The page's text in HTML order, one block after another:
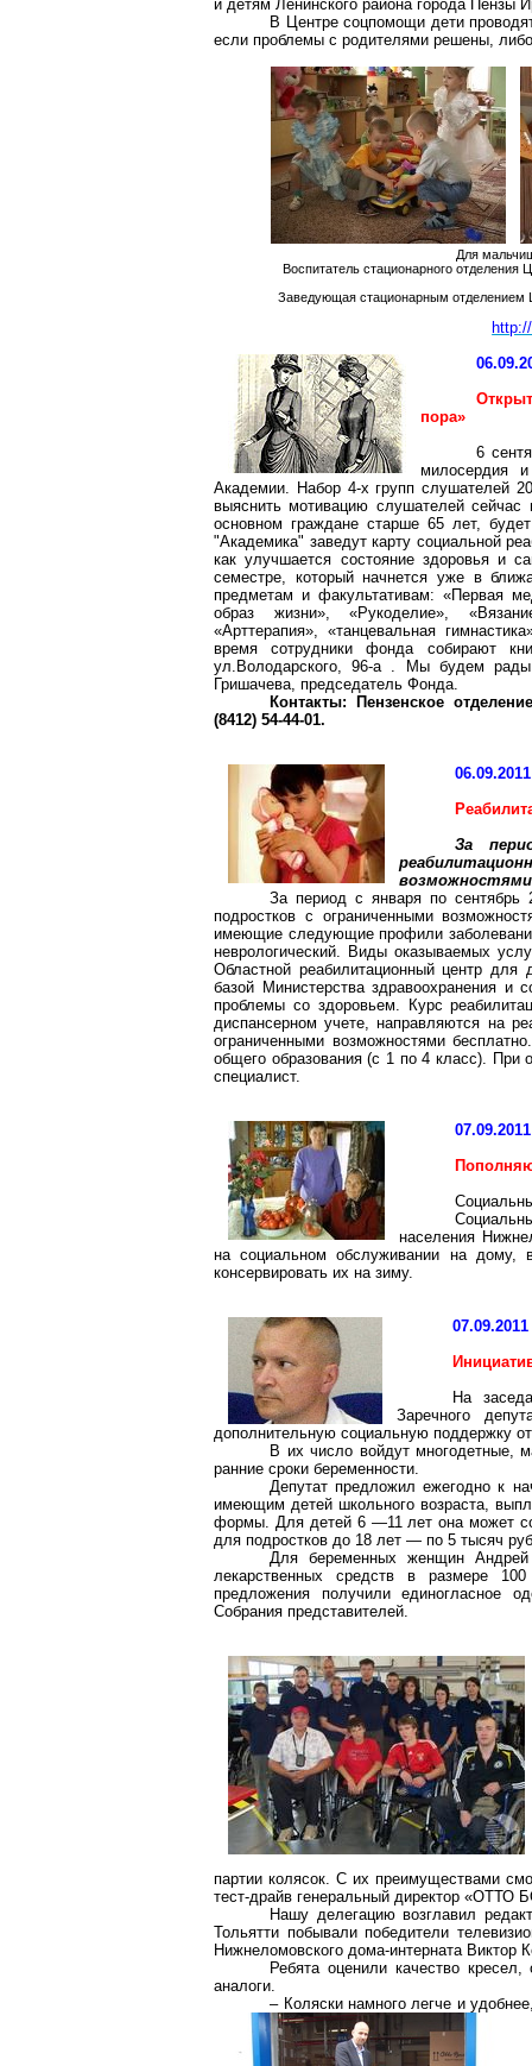
и детям Ленинского района города Пензы
В Центре соцпомощи дети
если проблемы с родителями решены,
Для
Воспитатель стационарного
Заведующая стационарным отделением
пора»
6
милосердия и
Академии. Набор 4-х групп слушателей
выяснить мотивацию слушателей
основном граждане старше 65 лет,
"Академика" заведут карту социальной
как улучшается состояние здоровья и
семестре, который начнется уже в
предметам и факультативам: «Первая
образ жизни», «Рукоделие»,
«Арттерапия», «танцевальная
время сотрудники фонда собирают
ул.Володарского, 96-а . Мы будем
Гришачева, председатель Фонда.
Контакты: Пензенское
(8412) 54-44-01.
06.09.2011
За
За период с января по сентябрь
подростков с ограниченными
имеющие следующие профили
неврологический. Виды оказываемых
Областной реабилитационный центр для
базой Министерства здравоохранения и
проблемы со здоровьем. Курс
диспансерном учете, направляются на
ограниченными возможностями
общего образования (с 1 по 4 класс). При
специалист.
07.09.2011
населения
на социальномобслуживании на дому,
консервировать их на зиму.
07.09.2011
На
Заречного
дополнительную социальную поддержку
В их число войдут многодетные,
ранние сроки беременности.
Депутат предложил ежегодно к
имеющим детей школьного возраста,
формы. Для детей 6 —11 лет она может
для подростков до 18 лет — по 5 тысяч
Для беременных женщин Андрей
лекарственных средств в размере 100
предложения получили единогласное
Собрания представителей.
партии колясок. С их преимуществами
тест-драйв генеральный директор «ОТТО
Нашу делегацию возглавил
Тольятти побывали победители
Нижнеломовского дома-интерната Виктор
Ребята оценили качество
аналоги.
– Коляски намного легче и